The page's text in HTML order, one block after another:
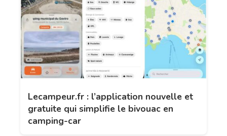
Lecampeur.fr : l’application nouvelle et
gratuite qui simplifie le bivouac en
camping-car